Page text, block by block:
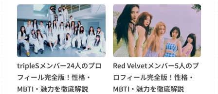
tripleSメンバー24人のプロ
フィール完全版！性格・
MBTI・魅力を徹底解説
Red Velvetメンバー5人のプ
ロフィール完全版！性格・
MBTI・魅力を徹底解説